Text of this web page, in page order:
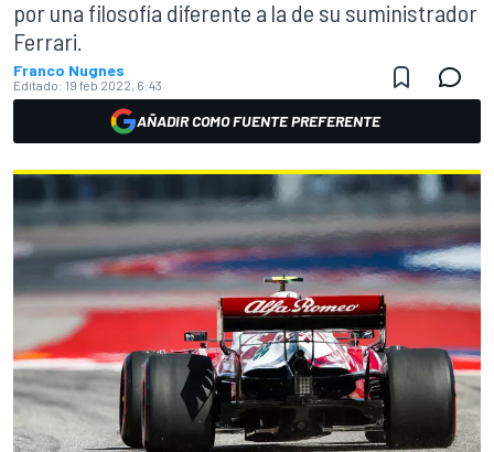
por una filosofía diferente a la de su suministrador
Ferrari.
Franco Nugnes
Editado: 19 feb 2022, 6:43
AÑADIR COMO FUENTE PREFERENTE